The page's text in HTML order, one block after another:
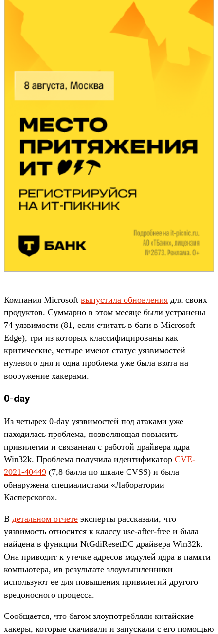
Компания Microsoft выпустила обновления для своих
продуктов. Суммарно в этом месяце были устранены
74 уязвимости (81, если считать в баги в Microsoft
Edge), три из которых классифицированы как
критические, четыре имеют статус уязвимостей
нулевого дня и одна проблема уже была взята на
вооружение хакерами.
0-day
Из четырех 0-day уязвимостей под атаками уже
находилась проблема, позволяющая повысить
привилегии и связанная с работой драйвера ядра
Win32k. Проблема получила идентификатор CVE-
2021-40449 (7,8 балла по шкале CVSS) и была
обнаружена специалистами «Лаборатории
Касперского».
В детальном отчете эксперты рассказали, что
уязвимость относится к классу use-after-free и была
найдена в функции NtGdiResetDC драйвера Win32k.
Она приводит к утечке адресов модулей ядра в памяти
компьютера, ив результате злоумышленники
используют ее для повышения привилегий другого
вредоносного процесса.
Сообщается, что багом злоупотребляли китайские
хакеры, которые скачивали и запускали с его помощью